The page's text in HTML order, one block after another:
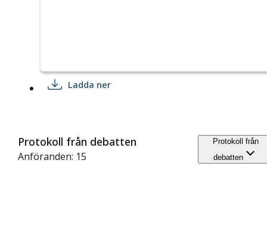
Ladda ner
Protokoll från debatten
Anföranden: 15
Protokoll från
debatten